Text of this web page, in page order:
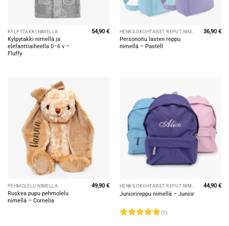
KYLPYTAKKI NIMELLÄ
Kylpytakki nimellä ja
elefanttiaiheella 0–6 v –
Fluffy
54,90€
Personoitu lasten reppu
nimellä – Pastell
36,90€
PEHMOLELU NIMELLÄ
Ruskea pupu pehmolelu
nimellä – Cornelia
49,90€ HENKILÖKOHTAISET REPUT NIMILLÄ
Juniorireppu nimellä – Junior
(1)
44,90€